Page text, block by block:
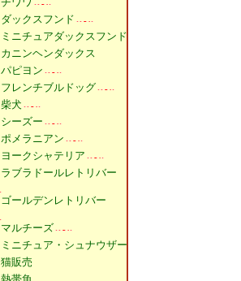
ダックスフンド
ミニチュアダックスフンド
カニンヘンダックス
パピヨン
フレンチブルドッグ
柴犬
シーズー
ポメラニアン
ヨークシャテリア
ラブラドールレトリバー
ゴールデンレトリバー
マルチーズ
ミニチュア・シュナウザー
猫販売